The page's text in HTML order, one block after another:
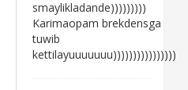
smaylikladande)))))))))
Karimaopam brekdensga
tuwib
kettilayuuuuuuu))))))))))))))))